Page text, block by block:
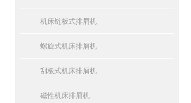
机床链板式排屑机
螺旋式机床排屑机
刮板式机床排屑机
磁性机床排屑机